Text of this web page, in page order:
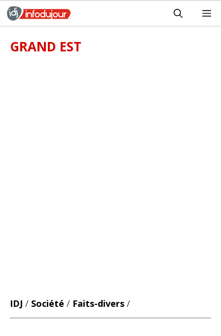
Aller
au
GRAND EST
IDJ / Société / Faits-divers /